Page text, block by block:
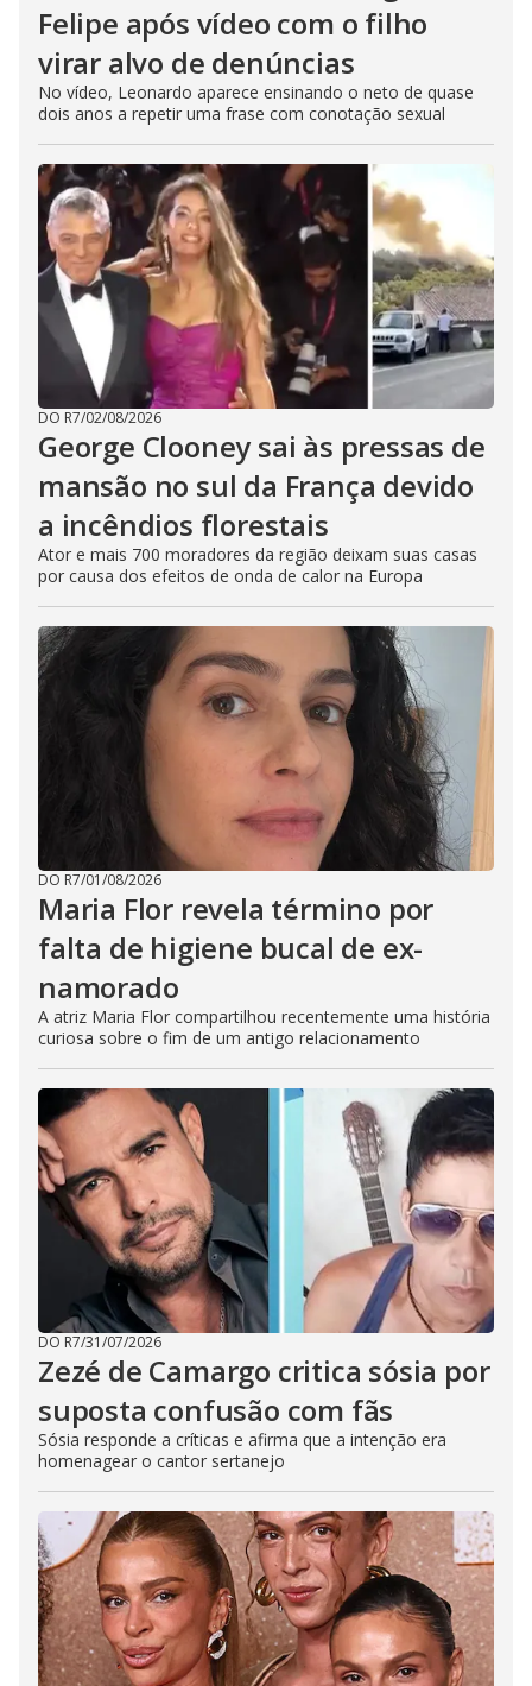
Felipe após vídeo com o filho
virar alvo de denúncias
No vídeo, Leonardo aparece ensinando o neto de quase
dois anos a repetir uma frase com conotação sexual
DO R7/02/08/2026
George Clooney sai às pressas de
mansão no sul da França devido
a incêndios florestais
Ator e mais 700 moradores da região deixam suas casas
por causa dos efeitos de onda de calor na Europa
DO R7/01/08/2026
Maria Flor revela término por
falta de higiene bucal de ex-
namorado
A atriz Maria Flor compartilhou recentemente uma história
curiosa sobre o fim de um antigo relacionamento
DO R7/31/07/2026
Zezé de Camargo critica sósia por
suposta confusão com fãs
Sósia responde a críticas e afirma que a intenção era
homenagear o cantor sertanejo